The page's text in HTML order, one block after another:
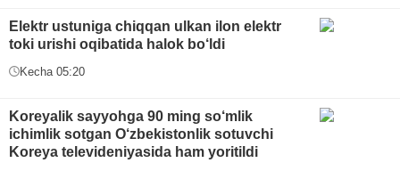
Elektr ustuniga chiqqan ulkan ilon elektr
toki urishi oqibatida halok bo‘ldi
Kecha 05:20
Koreyalik sayyohga 90 ming so‘mlik
ichimlik sotgan O‘zbekistonlik sotuvchi
Koreya televideniyasida ham yoritildi